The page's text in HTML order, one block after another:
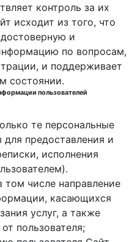
контроль за их
исходит из того, что
и
по вопросам,
и поддерживает
состоянии.
пользователей
те персональные
предоставления и
исполнения
том числе направление
касающихся
услуг, а также
пользователя;